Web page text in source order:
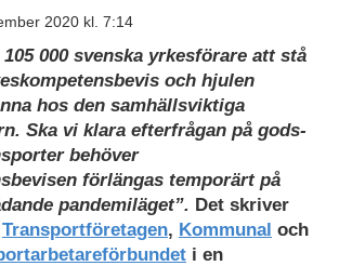
2020 kl. 7:14
000 svenska yrkesförare att stå
och hjulen
hos den samhällsviktiga
Ska vi klara efterfrågan på gods-
behöver
förlängas temporärt på
pandemiläget​​​​​​”. Det skriver
Transportföretagen, Kommunal och
i en